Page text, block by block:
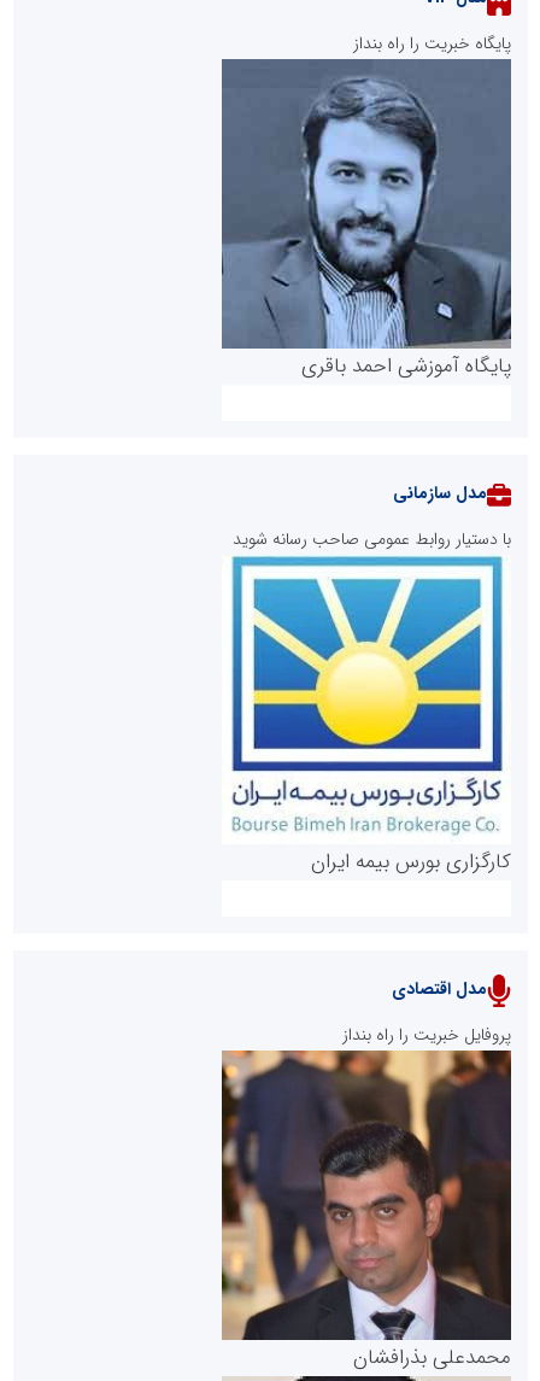
پایگاه خبریت را راه بنداز
پایگاه آموزشی احمد باقری
روابط عمومی خبرگزاری گزارش خبر
پایگاه خبری نهضت ملی مسکن
پایگاه خبری گفتمان یزد
مدل سازمانی
با دستیار روابط عمومی صاحب رسانه شوید
کارگزاری بورس بیمه ایران
سازمان بورس و اوراق بهادار
مرجع اخبار موثق در بازارسرمایه
مدل اقتصادی
پروفایل خبریت را راه بنداز
محمدعلی بذرافشان